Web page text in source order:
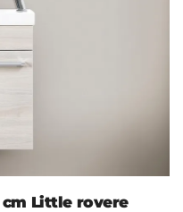
cm Little rovere